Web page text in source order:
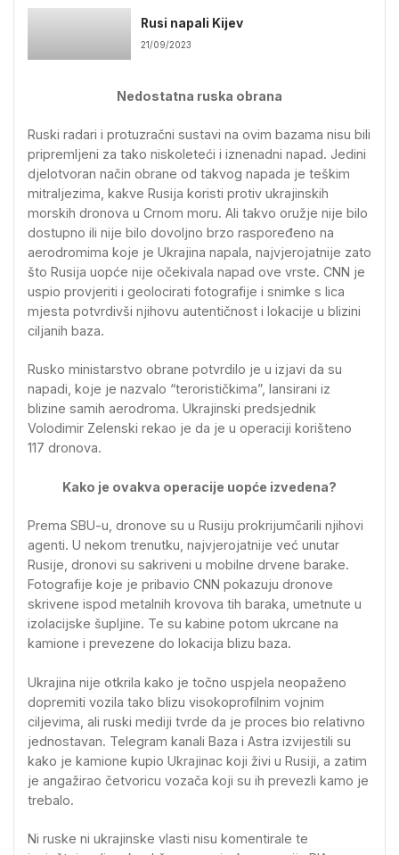
Rusi napali Kijev
21/09/2023
Nedostatna ruska obrana
Ruski radari i protuzračni sustavi na ovim bazama nisu bili
pripremljeni za tako niskoleteći i iznenadni napad. Jedini
djelotvoran način obrane od takvog napada je teškim
mitraljezima, kakve Rusija koristi protiv ukrajinskih
morskih dronova u Crnom moru. Ali takvo oružje nije bilo
dostupno ili nije bilo dovoljno brzo raspoređeno na
aerodromima koje je Ukrajina napala, najvjerojatnije zato
što Rusija uopće nije očekivala napad ove vrste. CNN je
uspio provjeriti i geolocirati fotografije i snimke s lica
mjesta potvrdivši njihovu autentičnost i lokacije u blizini
ciljanih baza.
Rusko ministarstvo obrane potvrdilo je u izjavi da su
napadi, koje je nazvalo “terorističkima”, lansirani iz
blizine samih aerodroma. Ukrajinski predsjednik
Volodimir Zelenski rekao je da je u operaciji korišteno
117 dronova.
Kako je ovakva operacije uopće izvedena?
Prema SBU-u, dronove su u Rusiju prokrijumčarili njihovi
agenti. U nekom trenutku, najvjerojatnije već unutar
Rusije, dronovi su sakriveni u mobilne drvene barake.
Fotografije koje je pribavio CNN pokazuju dronove
skrivene ispod metalnih krovova tih baraka, umetnute u
izolacijske šupljine. Te su kabine potom ukrcane na
kamione i prevezene do lokacija blizu baza.
Ukrajina nije otkrila kako je točno uspjela neopaženo
dopremiti vozila tako blizu visokoprofilnim vojnim
ciljevima, ali ruski mediji tvrde da je proces bio relativno
jednostavan. Telegram kanali Baza i Astra izvijestili su
kako je kamione kupio Ukrajinac koji živi u Rusiji, a zatim
je angažirao četvoricu vozača koji su ih prevezli kamo je
trebalo.
Ni ruske ni ukrajinske vlasti nisu komentirale te